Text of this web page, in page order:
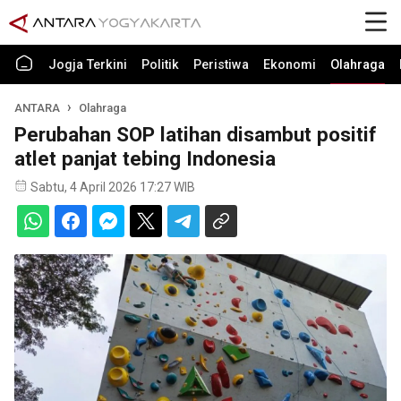
Jogja Terkini Politik Peristiwa Ekonomi Olahraga
ANTARA Olahraga
Perubahan SOP latihan disambut positif
atlet panjat tebing Indonesia
Sabtu, 4 April 2026 17:27 WIB